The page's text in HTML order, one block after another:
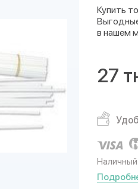
Купить
в нашем
27